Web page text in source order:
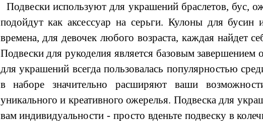
Подвески используют для украшений браслетов, бус,
подойдут как аксессуар на серьги. Кулоны для бусин
времена, для девочек любого возраста, каждая найдет
Подвески для рукоделия является базовым завершением
для украшений всегда пользовалась популярностью
в наборе значительно расширяют ваши
уникального и креативного ожерелья. Подвеска для
вам индивидуальности - просто вденьте подвеску в